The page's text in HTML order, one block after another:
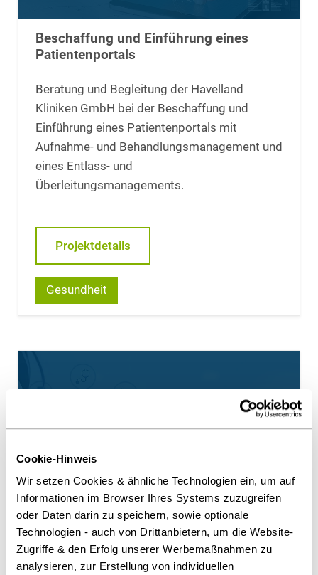
Cookie-Hinweis
Wir setzen Cookies & ähnliche Technologien ein, um auf
Informationen im Browser Ihres Systems zuzugreifen
oder Daten darin zu speichern, sowie optionale
Technologien - auch von Drittanbietern, um die Website-
Zugriffe & den Erfolg unserer Werbemaßnahmen zu
analysieren, zur Erstellung von individuellen
Beschaffung und Einführung eines
Patientenportals
Beratung und Begleitung der Havelland
Kliniken GmbH bei der Beschaffung und
Einführung eines Patientenportals mit
Aufnahme- und Behandlungsmanagement und
eines Entlass- und
Überleitungsmanagements.
Projektdetails
Gesundheit
Beratung und Begleitung bei der
Beschaffung von Weiterentwicklungen
und Betrieb eines Systems für das